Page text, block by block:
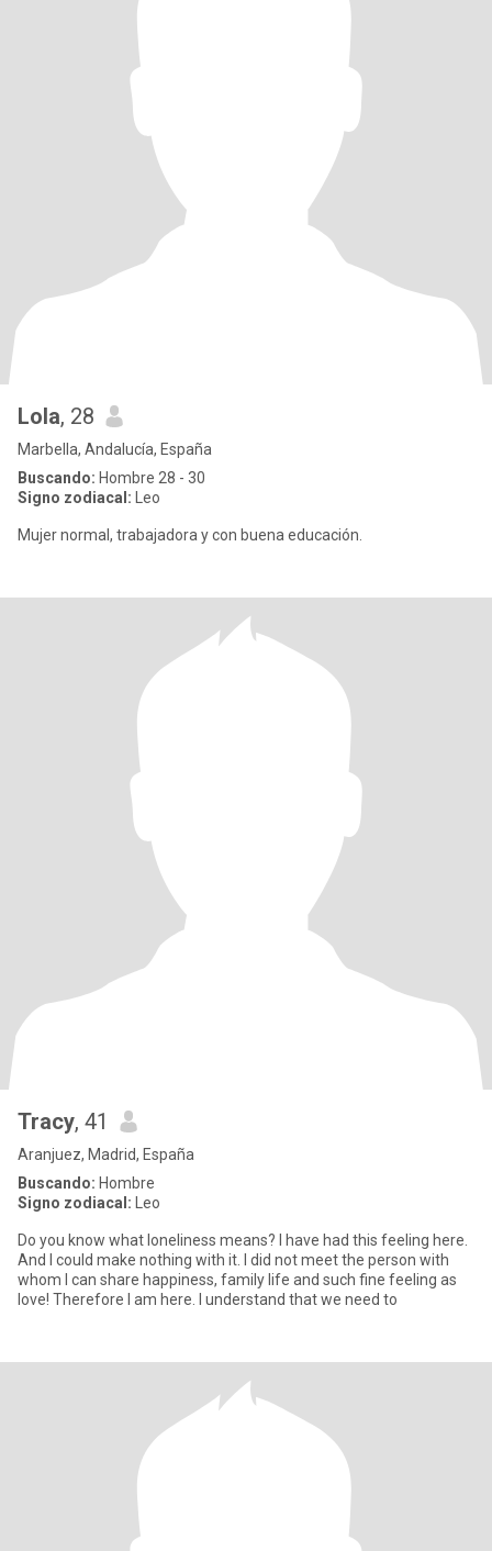
Lola, 28
Marbella, Andalucía, España
Buscando: Hombre 28 - 30
Signo zodiacal: Leo
Mujer normal, trabajadora y con buena educación.
Tracy, 41
Aranjuez, Madrid, España
Buscando: Hombre
Signo zodiacal: Leo
Do you know what loneliness means? I have had this feeling here.
And I could make nothing with it. I did not meet the person with
whom I can share happiness, family life and such fine feeling as
love! Therefore I am here. I understand that we need to